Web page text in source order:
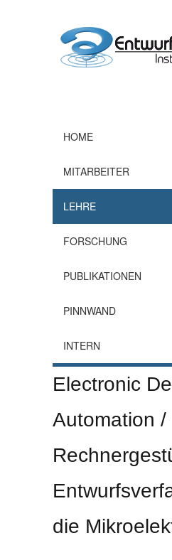
HOME
MITARBEITER
LEHRE
FORSCHUNG
PUBLIKATIONEN
PINNWAND
INTERN
Electronic
Automation /
die